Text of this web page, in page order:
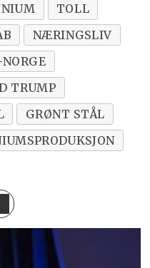
TOLL
NÆRINGSLIV
TRUMP
GRØNT STÅL